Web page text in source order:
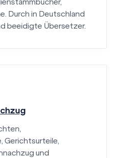
Durch in Deutschland
beeidigte Übersetzer.
Gerichtsurteile,
und